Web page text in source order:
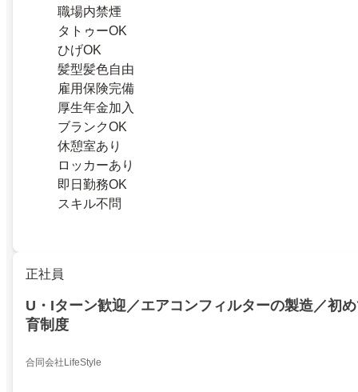
職場内禁煙
タトゥーOK
ひげOK
髪型髪色自由
雇用保険完備
厚生年金加入
ブランクOK
休憩室あり
ロッカーあり
即日勤務OK
スキル不問
正社員
U・Iターン歓迎／エアコンフィルターの製造／初
育制度
合同会社LifeStyle